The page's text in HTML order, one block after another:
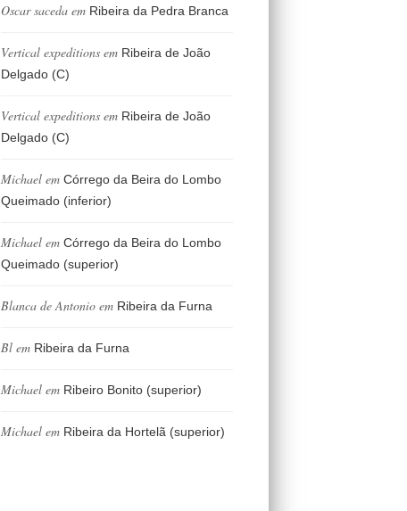
Oscar saceda em Ribeira da Pedra Branca
Vertical expeditions em Ribeira de João
Delgado (C)
Vertical expeditions em Ribeira de João
Delgado (C)
Michael em Córrego da Beira do Lombo
Queimado (inferior)
Michael em Córrego da Beira do Lombo
Queimado (superior)
Blanca de Antonio em Ribeira da Furna
Bl em Ribeira da Furna
Michael em Ribeiro Bonito (superior)
Michael em Ribeira da Hortelã (superior)